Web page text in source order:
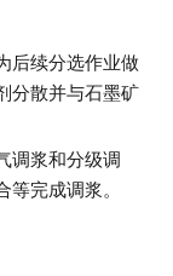
后续分选作业做
分散并与石墨矿
调浆和分级调
完成调浆。